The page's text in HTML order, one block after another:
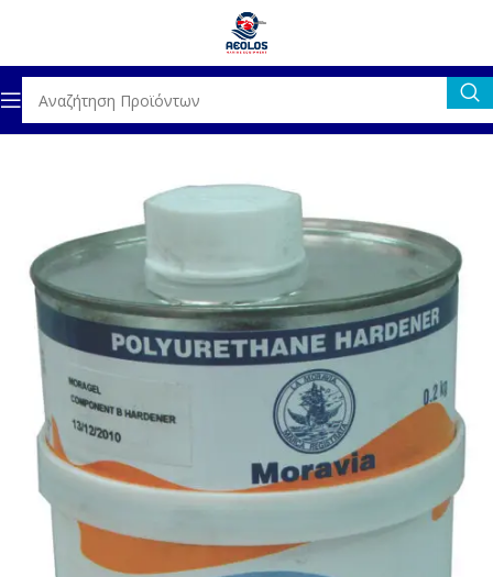
Αρχική σελίδα ΣΥΝΤΗΡΗΣΗ / ΚΑΘΑΡΙΣΤΙΚΑ ΧΡΩΜΑΤΑ